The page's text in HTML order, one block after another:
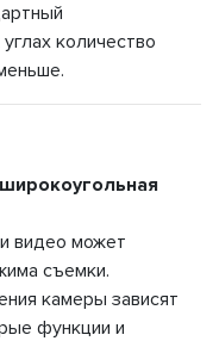
количество
видео может
съемки.
камеры зависят
функции и